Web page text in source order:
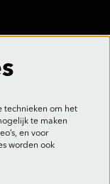
technieken om het
te maken
en voor
worden ook